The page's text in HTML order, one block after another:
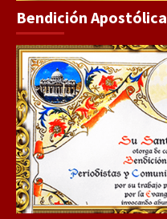
Bendición Apostólica